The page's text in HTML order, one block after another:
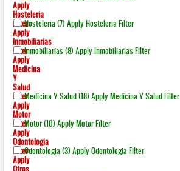
Apply
Hosteleria
FilterHosteleria (7) Apply Hosteleria Filter
Apply
Inmobiliarias
FilterInmobiliarias (8) Apply Inmobiliarias Filter
Apply
Medicina
Y
Salud
FilterMedicina Y Salud (18) Apply Medicina Y Salud Filter
Apply
Motor
FilterMotor (10) Apply Motor Filter
Apply
Odontologia
FilterOdontologia (3) Apply Odontologia Filter
Apply
Otros